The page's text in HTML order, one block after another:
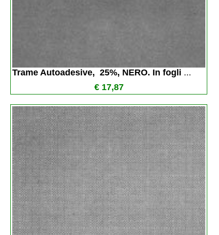
Trame Autoadesive,  25%, NERO. In fogli ...
€ 17,87